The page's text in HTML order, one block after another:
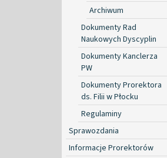
Archiwum
Dokumenty Rad
Naukowych Dyscyplin
Dokumenty Kanclerza
PW
Dokumenty Prorektora
ds. Filii w Płocku
Regulaminy
Sprawozdania
Informacje Prorektorów